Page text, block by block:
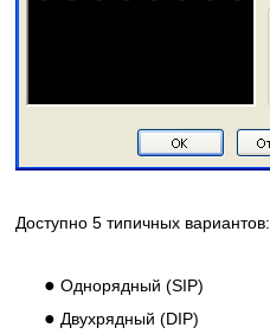
Доступно 5 типичных вариантов:
● Однорядный (SIP)
● Двухрядный (DIP)